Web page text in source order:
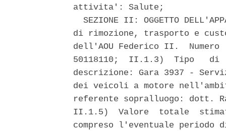
attivita': Salute;
SEZIONE II: OGGETTO
di rimozione, trasporto e
dell'AOU Federico II.
50118110;  II.1.3)  Tipo
descrizione: Gara 3937 -
dei veicoli a motore
referente sopralluogo: dott.
II.1.5)  Valore  totale
compreso l'eventuale